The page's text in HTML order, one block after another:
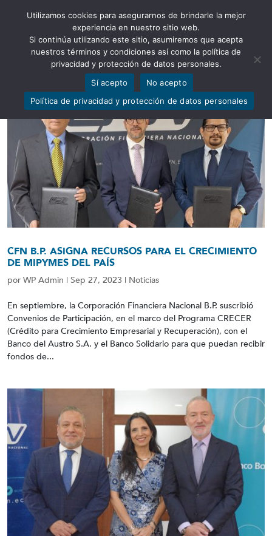
Abrir barra de herramientas
CFN B.P. ASIGNA RECURSOS PARA EL CRECIMIENTO
DE MIPYMES DEL PAÍS
por WP Admin | Sep 27, 2023 | Noticias
En septiembre, la Corporación Financiera Nacional B.P. suscribió
Convenios de Participación, en el marco del Programa CRECER
(Crédito para Crecimiento Empresarial y Recuperación), con el
Banco del Austro S.A. y el Banco Solidario para que puedan recibir
fondos de...
Utilizamos cookies para asegurarnos de brindarle la mejor
experiencia en nuestro sitio web.
Si continúa utilizando este sitio, asumiremos que acepta
nuestros términos y condiciones así como la política de
privacidad y protección de datos personales.
Sí acepto
No acepto
Política de privacidad y protección de datos personales